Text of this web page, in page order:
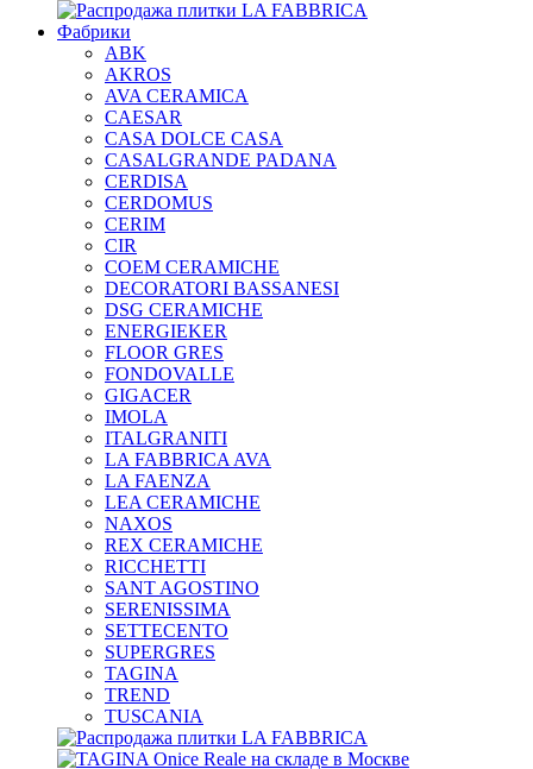
Фабрики
ABK
AKROS
AVA CERAMICA
CAESAR
CASA DOLCE CASA
CASALGRANDE PADANA
CERDISA
CERDOMUS
CERIM
CIR
COEM CERAMICHE
DECORATORI BASSANESI
DSG CERAMICHE
ENERGIEKER
FLOOR GRES
FONDOVALLE
GIGACER
IMOLA
ITALGRANITI
LA FABBRICA AVA
LA FAENZA
LEA CERAMICHE
NAXOS
REX CERAMICHE
RICCHETTI
SANT AGOSTINO
SERENISSIMA
SETTECENTO
SUPERGRES
TAGINA
TREND
TUSCANIA